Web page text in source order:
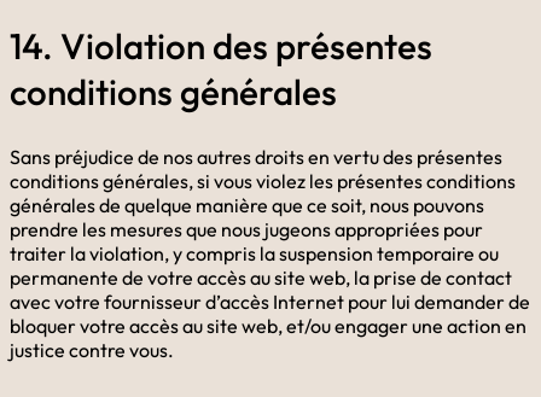
14. Violation des présentes
conditions générales
Sans préjudice de nos autres droits en vertu des présentes
conditions générales, si vous violez les présentes conditions
générales de quelque manière que ce soit, nous pouvons
prendre les mesures que nous jugeons appropriées pour
traiter la violation, y compris la suspension temporaire ou
permanente de votre accès au site web, la prise de contact
avec votre fournisseur d’accès Internet pour lui demander de
bloquer votre accès au site web, et/ou engager une action en
justice contre vous.